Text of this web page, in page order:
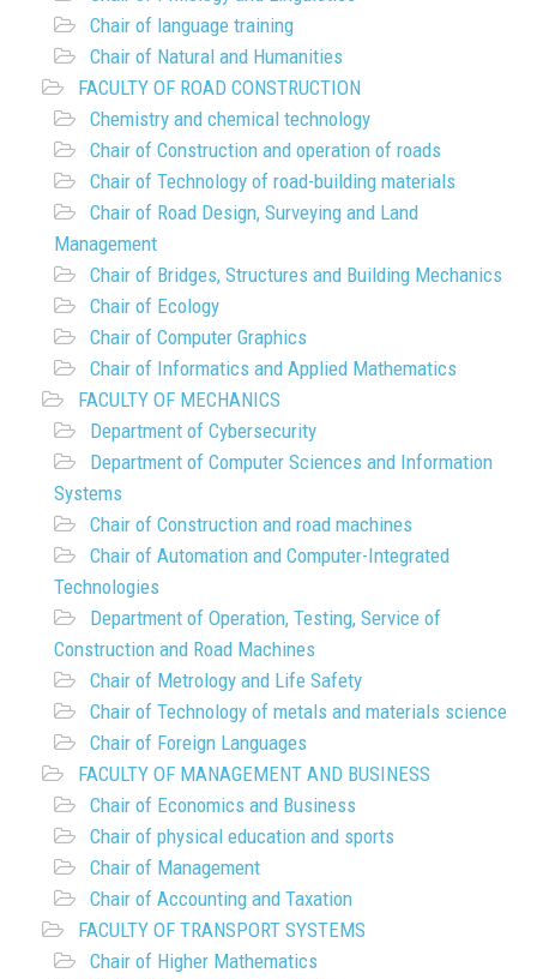
Chair of language training
Chair of Natural and Humanities
FACULTY OF ROAD CONSTRUCTION
Chemistry and chemical technology
Chair of Construction and operation of roads
Chair of Technology of road-building materials
Chair of Road Design, Surveying and Land
Management
Chair of Bridges, Structures and Building Mechanics
Chair of Ecology
Chair of Computer Graphics
Chair of Informatics and Applied Mathematics
FACULTY OF MECHANICS
Department of Cybersecurity
Department of Computer Sciences and Information
Systems
Chair of Construction and road machines
Chair of Automation and Computer-Integrated
Technologies
Department of Operation, Testing, Service of
Construction and Road Machines
Chair of Metrology and Life Safety
Chair of Technology of metals and materials science
Chair of Foreign Languages
FACULTY OF MANAGEMENT AND BUSINESS
Chair of Economics and Business
Chair of physical education and sports
Chair of Management
Chair of Accounting and Taxation
FACULTY OF TRANSPORT SYSTEMS
Chair of Higher Mathematics